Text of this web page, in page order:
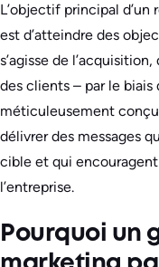
L’objectif principal
est d’atteindre des
s’agisse de l’acquisition,
des clients – par le
méticuleusement
délivrer des messages
cible et qui
l’entreprise.
Pourquoi un